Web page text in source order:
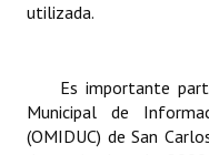
utilizada.
Es importante
Municipal de
(OMIDUC) de San